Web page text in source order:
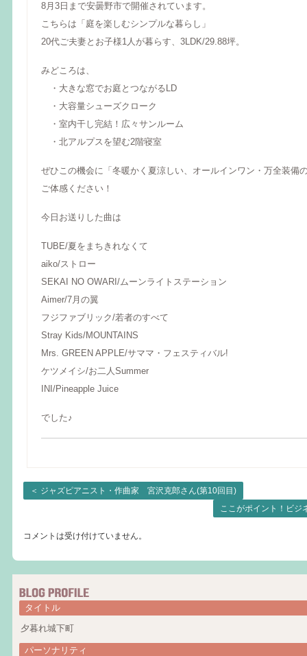
8月3日まで安曇野市で開催されています。
こちらは「庭を楽しむシンプルな暮らし」
20代ご夫妻とお子様1人が暮らす、3LDK/29.88坪。
みどころは、
・大きな窓でお庭とつながるLD
・大容量シューズクローク
・室内干し完結！広々サンルーム
・北アルプスを望む2階寝室
ぜひこの機会に「冬暖かく夏涼しい、オールインワン・万全装備
ご体感ください！
今日お送りした曲は
TUBE/夏をまちきれなくて
aiko/ストロー
SEKAI NO OWARI/ムーンライトステーション
Aimer/7月の翼
フジファブリック/若者のすべて
Stray Kids/MOUNTAINS
Mrs. GREEN APPLE/サママ・フェスティバル!
ケツメイシ/お二人Summer
INI/Pineapple Juice
でした♪
＜ ジャズピアニスト・作曲家 宮沢克郎さん(第10回目)
ここがポイント！ビジ
コメントは受け付けていません。
タイトル
夕暮れ城下町
パーソナリティ